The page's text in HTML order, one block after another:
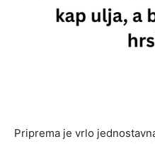
Priprema je vrlo